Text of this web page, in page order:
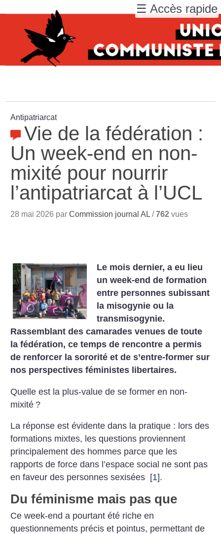
Antipatriarcat
Vie de la fédération :
Un week-end en non-
mixité pour nourrir
l’antipatriarcat à l’UCL
28 mai 2026 parCommission journal AL /762 vues
Le mois dernier, a eu lieu
un week-end de formation
entre personnes subissant
la misogynie ou la
transmisogynie.
Rassemblant des camarades venues de toute
la fédération, ce temps de rencontre a permis
de renforcer la sororité et de s’entre-former sur
nos perspectives féministes libertaires.
Quelle est la plus-value de se former en non-
mixité ?
La réponse est évidente dans la pratique : lors des
formations mixtes, les questions proviennent
principalement des hommes parce que les
rapports de force dans l’espace social ne sont pas
en faveur des personnes sexisées [1].
Du féminisme mais pas que
Ce week-end a pourtant été riche en
questionnements précis et pointus, permettant de
☰ Accès rapide